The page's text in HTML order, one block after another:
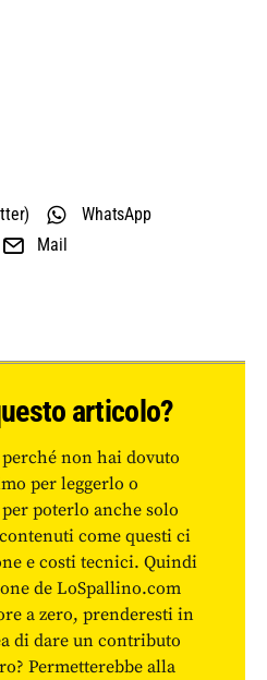
WhatsApp
Mail
articolo?
non hai dovuto
per leggerlo o
poterlo anche solo
come questi ci
e costi tecnici. Quindi
de LoSpallino.com
a zero, prenderesti in
di dare un contributo
Permetterebbe alla